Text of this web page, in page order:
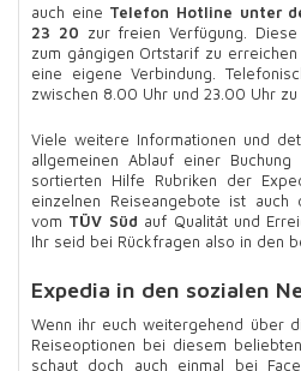
auch eine Telefon Hotline unter
23 20 zur freien Verfügung.
zum gängigen Ortstarif zu
eine eigene Verbindung.
zwischen 8.00 Uhr und 23.00 Uhr zu
Viele weitere Informationen und
allgemeinen Ablauf einer
sortierten Hilfe Rubriken der
einzelnen Reiseangebote ist auch
vom TÜV Süd auf Qualität und
Ihr seid bei Rückfragen also in den
Expedia in den sozialen
Wenn ihr euch weitergehend über
Reiseoptionen bei diesem
schaut doch auch einmal bei